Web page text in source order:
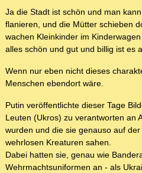
Ja die Stadt ist schön und man
flanieren, und die Mütter schieben
wachen Kleinkinder im
alles schön und gut und billig ist es
Wenn nur eben nicht dieses
Menschen ebendort wäre.
Putin veröffentlichte dieser Tage
Leuten (Ukros) zu verantworten an
wurden und die sie genauso auf
wehrlosen Kreaturen sahen.
Dabei hatten sie, genau wie
Wehrmachtsuniformen an - als